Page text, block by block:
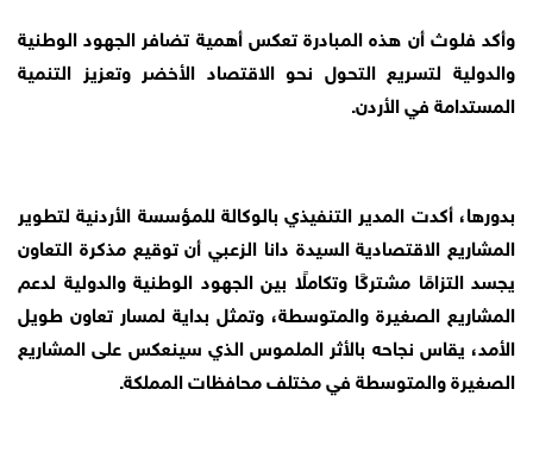
وأكد فلوث أن هذه المبادرة تعكس أهمية تضافر الجهود الوطنية
والدولية لتسريع التحول نحو الاقتصاد الأخضر وتعزيز التنمية
المستدامة في الأردن.
بدورها، أكدت المدير التنفيذي بالوكالة للمؤسسة الأردنية لتطوير
المشاريع الاقتصادية السيدة دانا الزعبي أن توقيع مذكرة التعاون
يجسد التزامًا مشتركًا وتكاملًا بين الجهود الوطنية والدولية لدعم
المشاريع الصغيرة والمتوسطة، وتمثل بداية لمسار تعاون طويل
الأمد، يقاس نجاحه بالأثر الملموس الذي سينعكس على المشاريع
الصغيرة والمتوسطة في مختلف محافظات المملكة.